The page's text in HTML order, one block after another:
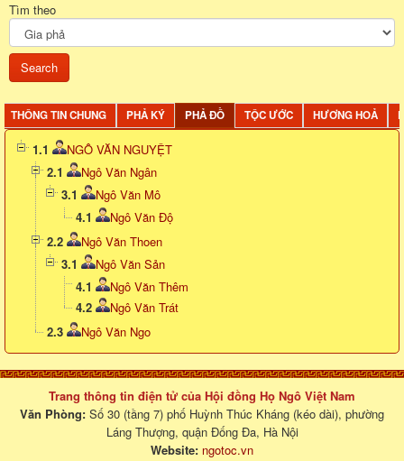
Tìm theo
THÔNG TIN CHUNG PHẢ KÝ PHẢ ĐỒ TỘC ƯỚC HƯƠNG HOẢ
1.1
NGÔ VĂN NGUYỆT
2.1
Ngô Văn Ngân
3.1
Ngô Văn Mô
4.1
Ngô Văn Độ
2.2
Ngô Văn Thoen
3.1
Ngô Văn Sản
4.1
Ngô Văn Thêm
4.2
Ngô Văn Trát
2.3
Ngô Văn Ngo
Trang thông tin điện tử của Hội đồng Họ Ngô Việt Nam
Văn Phòng: Số 30 (tầng 7) phố Huỳnh Thúc Kháng (kéo dài), phường
Láng Thượng, quận Đống Đa, Hà Nội
Website: ngotoc.vn